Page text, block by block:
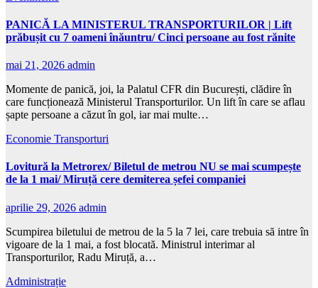
PANICĂ LA MINISTERUL TRANSPORTURILOR | Lift
prăbușit cu 7 oameni înăuntru/ Cinci persoane au fost rănite
mai 21, 2026 admin
Momente de panică, joi, la Palatul CFR din București, clădire în
care funcționează Ministerul Transporturilor. Un lift în care se aflau
șapte persoane a căzut în gol, iar mai multe…
Economie Transporturi
Lovitură la Metrorex/ Biletul de metrou NU se mai scumpește
de la 1 mai/ Miruță cere demiterea șefei companiei
aprilie 29, 2026 admin
Scumpirea biletului de metrou de la 5 la 7 lei, care trebuia să intre în
vigoare de la 1 mai, a fost blocată. Ministrul interimar al
Transporturilor, Radu Miruță, a…
Administrație